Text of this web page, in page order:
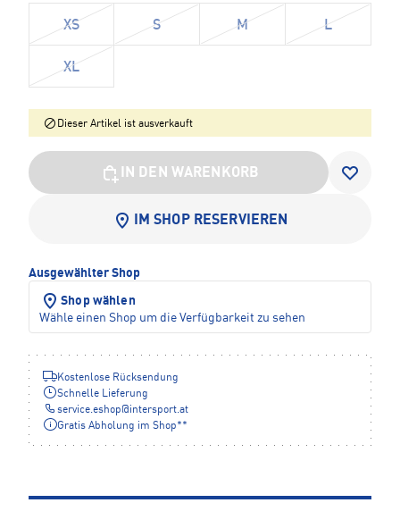
XS S M L
XL
Dieser Artikel ist ausverkauft
IN DEN WARENKORB
IM SHOP RESERVIEREN
Ausgewählter Shop
Shop wählen
Wähle einen Shop um die Verfügbarkeit zu sehen
Kostenlose Rücksendung
Schnelle Lieferung
service.eshop@ intersport.at
Gratis Abholung im Shop**